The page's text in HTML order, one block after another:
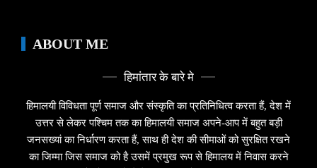
ABOUT ME
हिमांतार के बारे मे
हिमालयी विविधता पूर्ण समाज और संस्कृति का प्रतिनिधित्व करता हैं, देश में
उत्तर से लेकर पश्चिम तक का हिमालयी समाज अपने-आप में बहुत बड़ी
जनसख्यां का निर्धारण करता हैं, साथ ही देश की सीमाओं को सुरक्षित रखने
का जिम्मा जिस समाज को है उसमें प्रमुख रूप से हिमालय में निवास करने